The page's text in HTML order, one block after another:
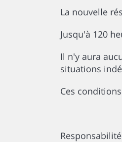
La nouvelle
Jusqu'à 120
Il n'y aura
situations
Ces